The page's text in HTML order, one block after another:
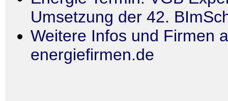
Umsetzung der 42.
Weitere Infos und Firmen
energiefirmen.de